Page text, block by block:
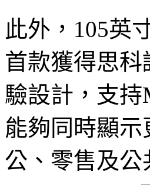
此外，105英
首款獲得思
驗設計，支持
能夠同時顯
公、零售及公